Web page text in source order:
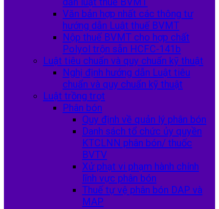
Văn bản hợp nhất các thông tư
hướng dẫn Luật thuế BVMT
Nộp thuế BVMT cho hợp chất
Polyol trộn sẵn HCFC-141b
Luật tiêu chuẩn và quy chuẩn kỹ thuật
Nghị định hướng dẫn Luật tiêu
chuẩn và quy chuẩn kỹ thuật
Luật trồng trọt
Phân bón
Quy định về quản lý phân bón
Danh sách tổ chức ủy quyền
KTCLNN phân bón/ thuốc
BVTV
Xử phạt vi phạm hành chính
lĩnh vực phân bón
Thuế tự vệ phân bón DAP và
MAP